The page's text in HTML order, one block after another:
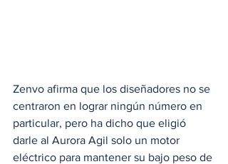
Zenvo afirma que los diseñadores no se
centraron en lograr ningún número en
particular, pero ha dicho que eligió
darle al Aurora Agil solo un motor
eléctrico para mantener su bajo peso de